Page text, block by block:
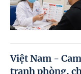
Việt Nam -
tranh phòng,